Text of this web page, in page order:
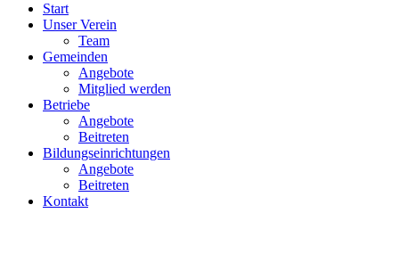
Start
Unser Verein
Team
Gemeinden
Angebote
Mitglied werden
Betriebe
Angebote
Beitreten
Bildungseinrichtungen
Angebote
Beitreten
Kontakt